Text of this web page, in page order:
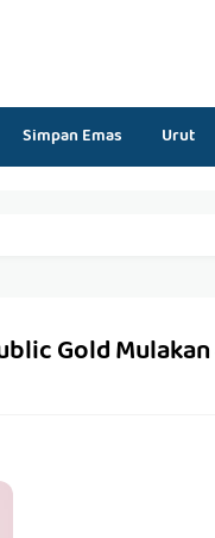
Simpan Emas Urut
Gold